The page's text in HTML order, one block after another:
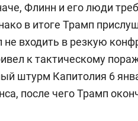
Флинн и его люди
в итоге Трамп
не входить в резкую
к тактическому
штурм Капитолия 6
после чего Трамп